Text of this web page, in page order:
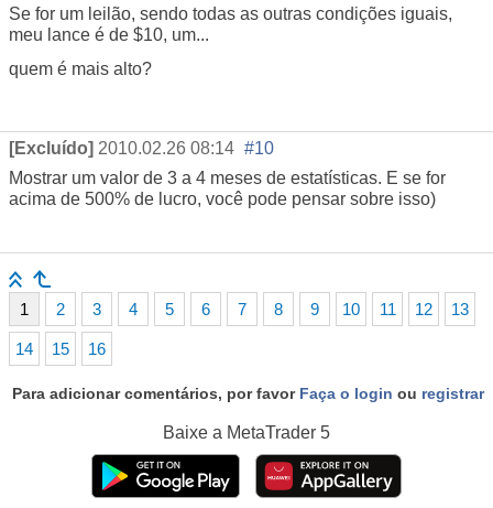
Se for um leilão, sendo todas as outras condições iguais,
meu lance é de $10, um...
quem é mais alto?
[Excluído] 2010.02.26 08:14 #10
Mostrar um valor de 3 a 4 meses de estatísticas. E se for
acima de 500% de lucro, você pode pensar sobre isso)
1 2 3 4 5 6 7 8 9 10 11 12 13
14 15 16
Para adicionar comentários, por favor Faça o login ou registrar
Baixe a MetaTrader 5